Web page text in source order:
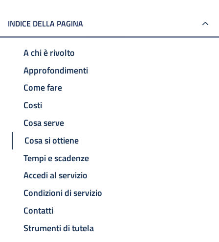
INDICE DELLA PAGINA
A chi è rivolto
Approfondimenti
Come fare
Costi
Cosa serve
Cosa si ottiene
Tempi e scadenze
Accedi al servizio
Condizioni di servizio
Contatti
Strumenti di tutela